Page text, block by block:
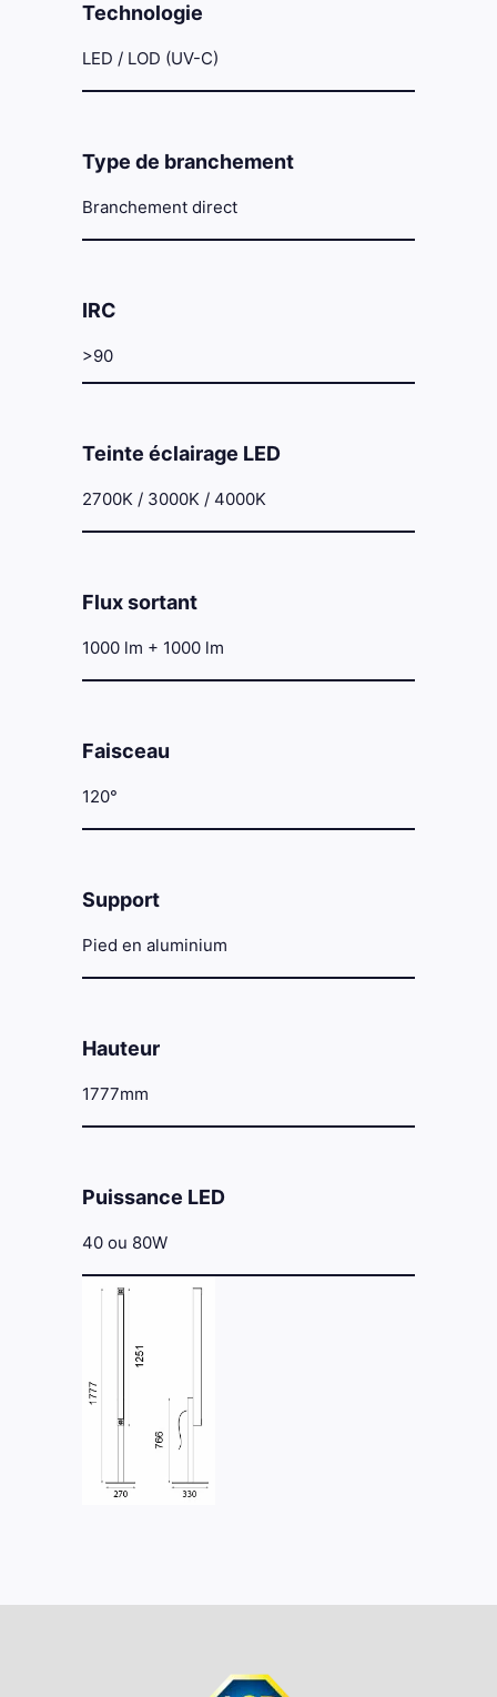
Technologie
LED / LOD (UV-C)
Type de branchement
Branchement direct
IRC
>90
Teinte éclairage LED
2700K / 3000K / 4000K
Flux sortant
1000 lm + 1000 lm
Faisceau
120°
Support
Pied en aluminium
Hauteur
1777mm
Puissance LED
40 ou 80W